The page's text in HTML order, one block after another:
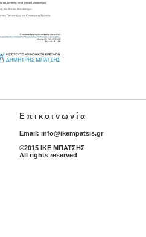
Επικοινωνία
Email: info@ikempatsis.gr
©2015 ΙΚΕ ΜΠΑΤΣΗΣ
All rights reserved